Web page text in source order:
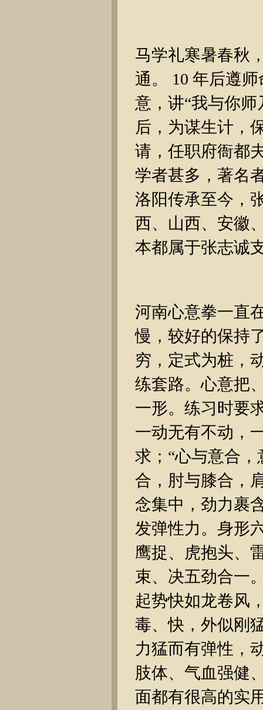
马学礼寒暑春秋
通。 10 年后遵
意，讲“我与你
后，为谋生计，
请，任职府衙都
学者甚多，著名
洛阳传承至今，
西、山西、安徽
本都属于张志诚
河南心意拳一直
慢，较好的保持
穷，定式为桩，
练套路。心意把
一形。练习时要
一动无有不动，
求；“心与意合
合，肘与膝合，
念集中，劲力裹
发弹性力。身形
鹰捉、虎抱头、
束、决五劲合一
起势快如龙卷风
毒、快，外似刚
力猛而有弹性，
肢体、气血强健
面都有很高的实